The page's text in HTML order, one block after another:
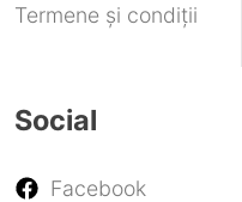
Termene și condiții
Social
Facebook